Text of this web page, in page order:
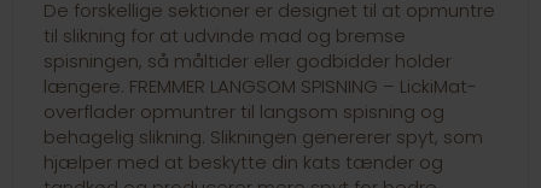
De forskellige sektioner er designet til at opmuntre
til slikning for at udvinde mad og bremse
spisningen, så måltider eller godbidder holder
længere. FREMMER LANGSOM SPISNING – LickiMat-
overflader opmuntrer til langsom spisning og
behagelig slikning. Slikningen genererer spyt, som
hjælper med at beskytte din kats tænder og